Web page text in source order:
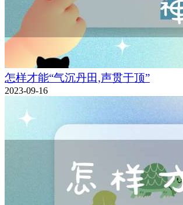
怎样才能“气沉丹田,声贯于顶”
2023-09-16